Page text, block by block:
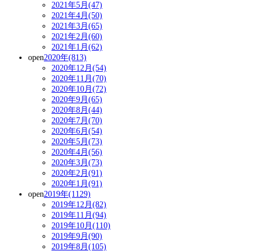
2021年5月(47)
2021年4月(50)
2021年3月(65)
2021年2月(60)
2021年1月(62)
open2020年(813)
2020年12月(54)
2020年11月(70)
2020年10月(72)
2020年9月(65)
2020年8月(44)
2020年7月(70)
2020年6月(54)
2020年5月(73)
2020年4月(56)
2020年3月(73)
2020年2月(91)
2020年1月(91)
open2019年(1129)
2019年12月(82)
2019年11月(94)
2019年10月(110)
2019年9月(90)
2019年8月(105)